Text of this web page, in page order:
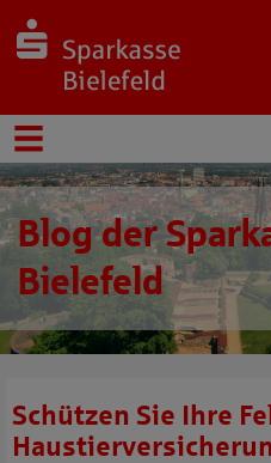
Blog der
Bielefeld
Schützen Sie Ihre